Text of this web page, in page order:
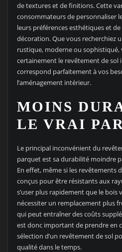
de textures et de finitions. Cette
consommateurs de personnaliser
leurs préférences esthétiques et
décoration. Que vous recherchiez
rustique, moderne ou sophistiqué,
certainement le revêtement de
correspond parfaitement à vos
l’aménagement intérieur.
MOINS
LE VRAI
Le principal inconvénient du
parquet est sa durabilité moindre
En effet, même si les
conçus pour être résistants aux
s’user plus rapidement que le bois
nécessiter un remplacement plus
qui peut entraîner des coûts
est donc important de prendre en
sélection d’un revêtement de sol
qualité dans le temps.